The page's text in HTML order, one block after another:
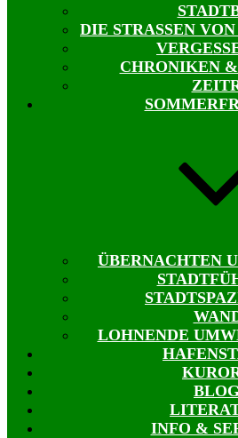
DIE STRASSEN
CHRONIKEN
ÜBERNACHTEN
LOHNENDE
INFO &